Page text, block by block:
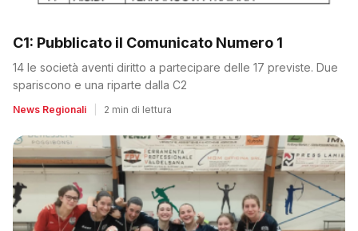
C1: Pubblicato il Comunicato Numero 1
14 le società aventi diritto a partecipare delle 17 previste. Due
spariscono e una riparte dalla C2
News Regionali 2 min di lettura